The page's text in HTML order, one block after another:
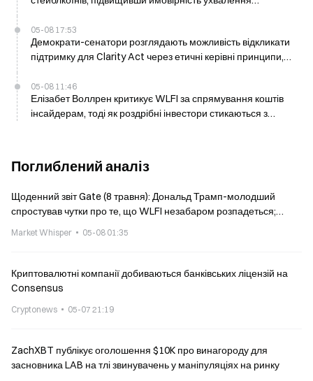
05-08 17:53
Демократи-сенатори розглядають можливість відкликати
підтримку для Clarity Act через етичні керівні принципи,
05-08 11:46
Елізабет Воллрен критикує WLFI за спрямування коштів
інсайдерам, тоді як роздрібні інвестори стикаються з
Поглиблений аналіз
Щоденний звіт Gate (8 травня): Дональд Трамп-молодший
спростував чутки про те, що WLFI незабаром розпадеться;
Market Whisper 05-08 01:35
Криптовалютні компанії добиваються банківських ліцензій на
Consensus
Cryptonews 05-07 21:19
ZachXBT публікує оголошення $10K про винагороду для
засновника LAB на тлі звинувачень у маніпуляціях на ринку